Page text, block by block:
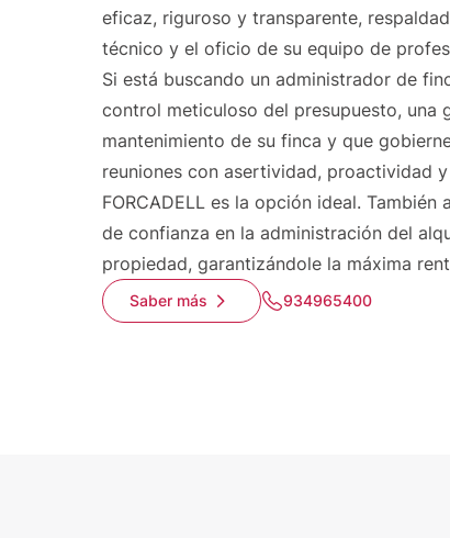
eficaz, riguroso y transparente,
técnico y el oficio de su equipo de
Si está buscando un administrador de
control meticuloso del presupuesto, una
mantenimiento de su finca y que
reuniones con asertividad, proactividad
FORCADELL es la opción ideal. También
de confianza en la administración del
propiedad, garantizándole la máxima
Saber más 934965400